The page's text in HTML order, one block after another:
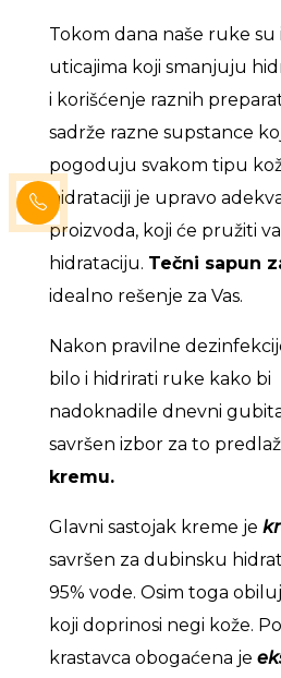
Tokom dana naše ruke su
uticajima koji smanjuju
i korišćenje raznih
sadrže razne supstance
pogoduju svakom tipu
hidrataciji je upravo
proizvoda, koji će pružiti
hidrataciju. Tečni sapun
idealno rešenje za Vas.
Nakon pravilne
bilo i hidrirati ruke kako bi
nadoknadile dnevni
savršen izbor za to
kremu.
Glavni sastojak kreme je
savršen za dubinsku
95% vode. Osim toga
koji doprinosi negi kože.
krastavca obogaćena je